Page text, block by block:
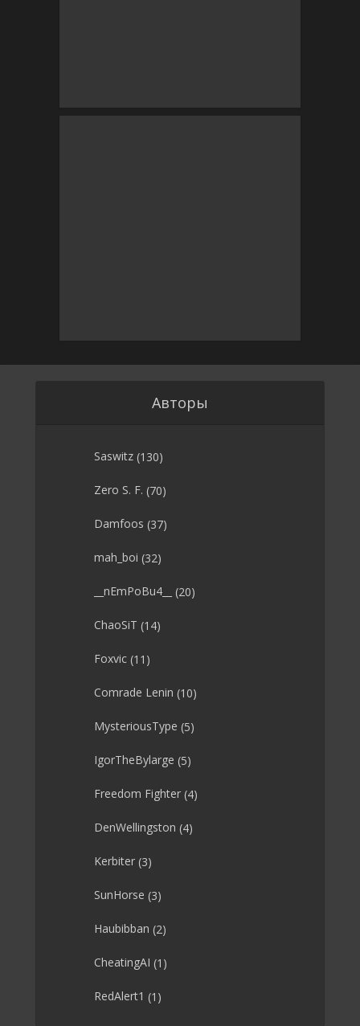
Авторы
Saswitz (130)
Zero S. F. (70)
Damfoos (37)
mah_boi (32)
__nEmPoBu4__ (20)
ChaoSiT (14)
Foxvic (11)
Comrade Lenin (10)
MysteriousType (5)
IgorTheBylarge (5)
Freedom Fighter (4)
DenWellingston (4)
Kerbiter (3)
SunHorse (3)
Haubibban (2)
CheatingAI (1)
RedAlert1 (1)